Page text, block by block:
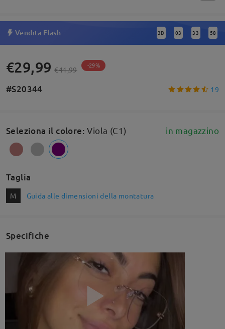
Vendita Flash 3D : 03 : 33 : 57
€29,99 €41,99 -29%
#S20344 19
Seleziona il colore:Viola (C1) in magazzino
Taglia
M Guida alle dimensioni della montatura
Specifiche